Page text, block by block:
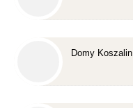
Domy Koszalin